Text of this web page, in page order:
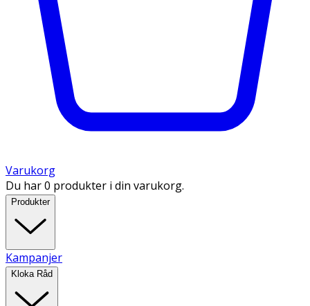
Varukorg
Du har 0 produkter i din varukorg.
Produkter
Kampanjer
Kloka Råd